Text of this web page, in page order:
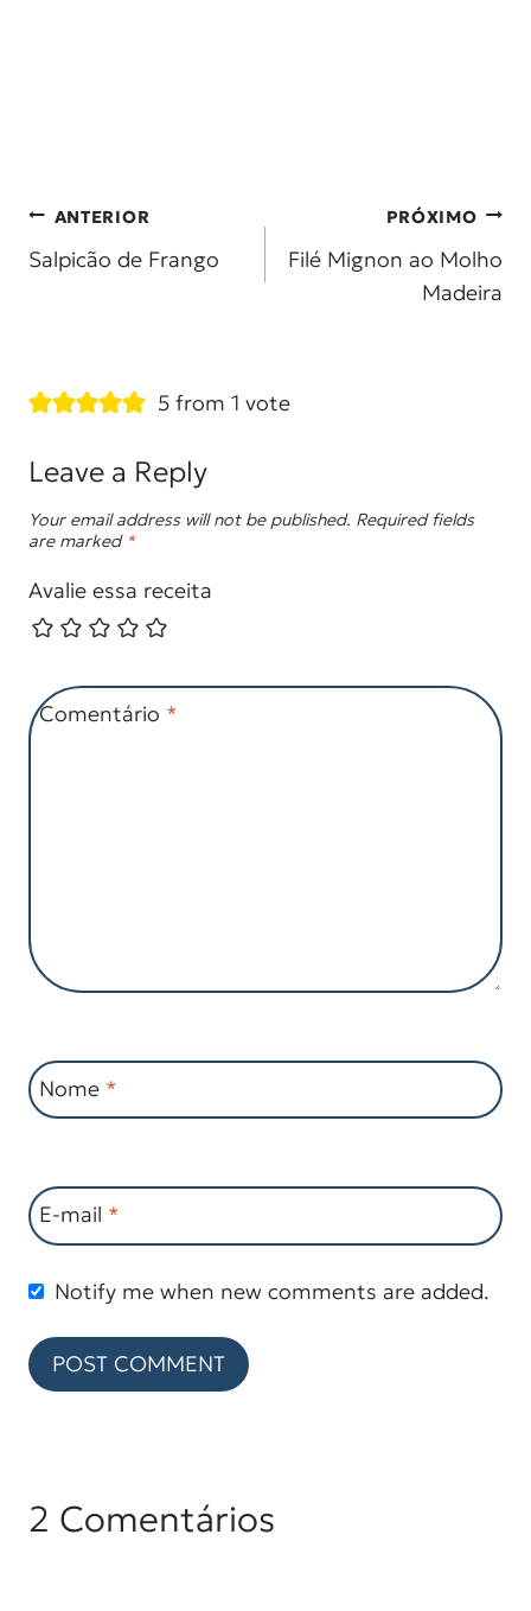
Post
navigation
ANTERIOR
Salpicão de Frango
PRÓXIMO
Filé Mignon ao Molho
Madeira
5 from 1 vote
Leave a Reply
Your email address will not be published. Required fields
are marked *
Avalie essa receita
Comentário *
Nome *
E-mail *
Notify me when new comments are added.
2 Comentários